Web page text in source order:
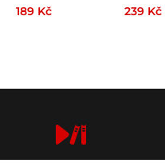
189 Kč 239 Kč